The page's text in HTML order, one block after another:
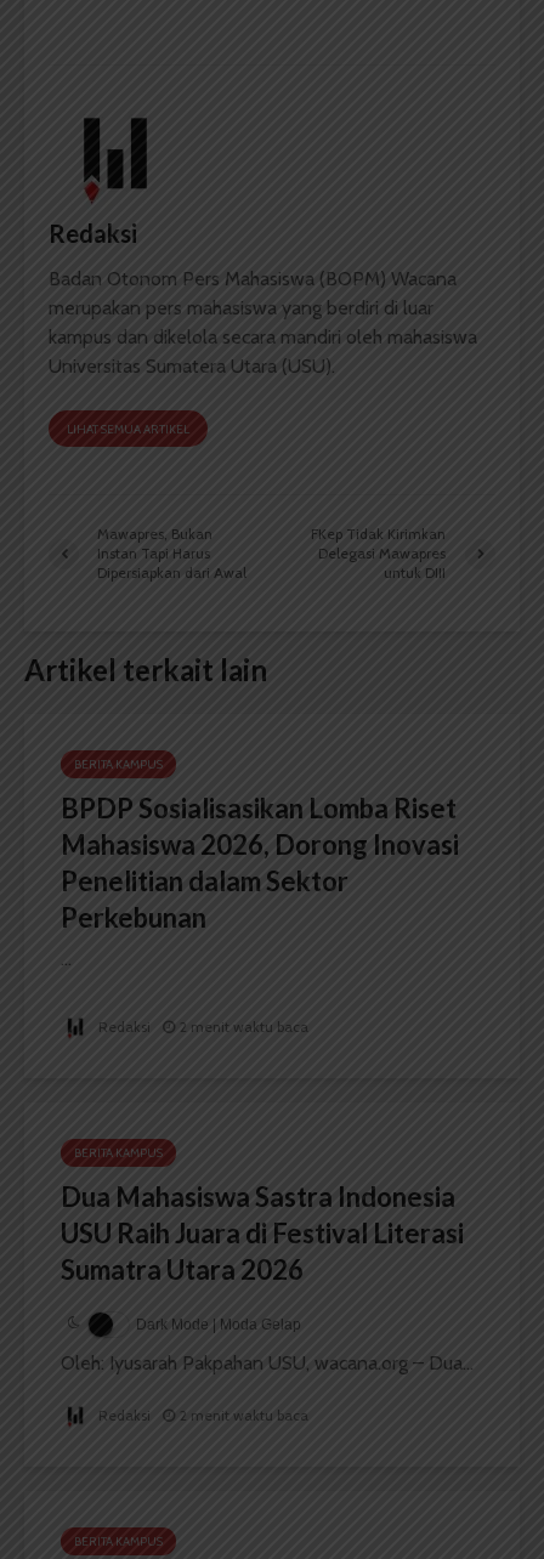
Redaksi
Badan Otonom Pers Mahasiswa (BOPM) Wacana
merupakan pers mahasiswa yang berdiri di luar
kampus dan dikelola secara mandiri oleh mahasiswa
Universitas Sumatera Utara (USU).
LIHAT SEMUA ARTIKEL
Mawapres, Bukan
Instan Tapi Harus
Dipersiapkan dari Awal
FKep Tidak Kirimkan
Delegasi Mawapres
untuk DIII
Artikel terkait lain
BERITA KAMPUS
BPDP Sosialisasikan Lomba Riset
Mahasiswa 2026, Dorong Inovasi
Penelitian dalam Sektor
Perkebunan
...
Redaksi 2 menit waktu baca
BERITA KAMPUS
Dua Mahasiswa Sastra Indonesia
USU Raih Juara di Festival Literasi
Sumatra Utara 2026
Dark Mode | Moda Gelap
Oleh: Iyusarah Pakpahan USU, wacana.org – Dua...
Redaksi 2 menit waktu baca
BERITA KAMPUS